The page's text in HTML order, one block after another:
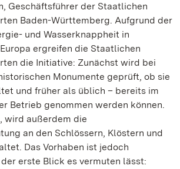
Geschäftsführer der Staatlichen
Baden-Württemberg. Aufgrund der
und Wasserknappheit in
ergreifen die Staatlichen
die Initiative: Zunächst wird bei
Monumente geprüft, ob sie
und früher als üblich – bereits im
Betrieb genommen werden können.
wird außerdem die
an den Schlössern, Klöstern und
Das Vorhaben ist jedoch
erste Blick es vermuten lässt: